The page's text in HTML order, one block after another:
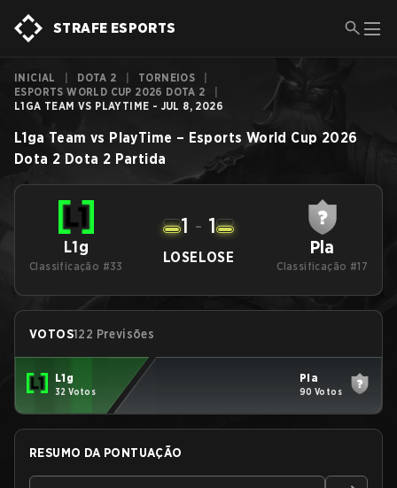
STRAFE ESPORTS
INICIAL DOTA 2 TORNEIOS
ESPORTS WORLD CUP 2026 DOTA 2
L1GA TEAM VS PLAYTIME - JUL 8, 2026
L1ga Team vs PlayTime – Esports World Cup 2026
Dota 2 Dota 2 Partida
L1g
Classificação #33
LOSE
1 - 1
LOSE Pla
Classificação #17
VOTOS122 Previsões
L1g
32 Votos
Pla
90 Votos
RESUMO DA PONTUAÇÃO